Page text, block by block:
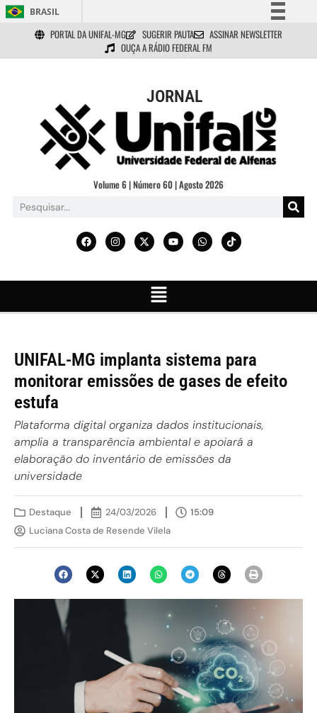
BRASIL
Simplifique!
Comunica BR
Acesso à informação
Legislação
Canais
PORTAL DA UNIFAL-MG SUGERIR PAUTA
ASSINAR NEWSLETTER
OUÇA A RÁDIO FEDERAL FM
JORNAL
Volume 6 | Número 60 | Agosto 2026
UNIFAL-MG implanta sistema para
monitorar emissões de gases de efeito
estufa
Plataforma digital organiza dados institucionais,
amplia a transparência ambiental e apoiará a
elaboração do inventário de emissões da
universidade
Destaque 24/03/2026
15:09
Luciana Costa de Resende Vilela